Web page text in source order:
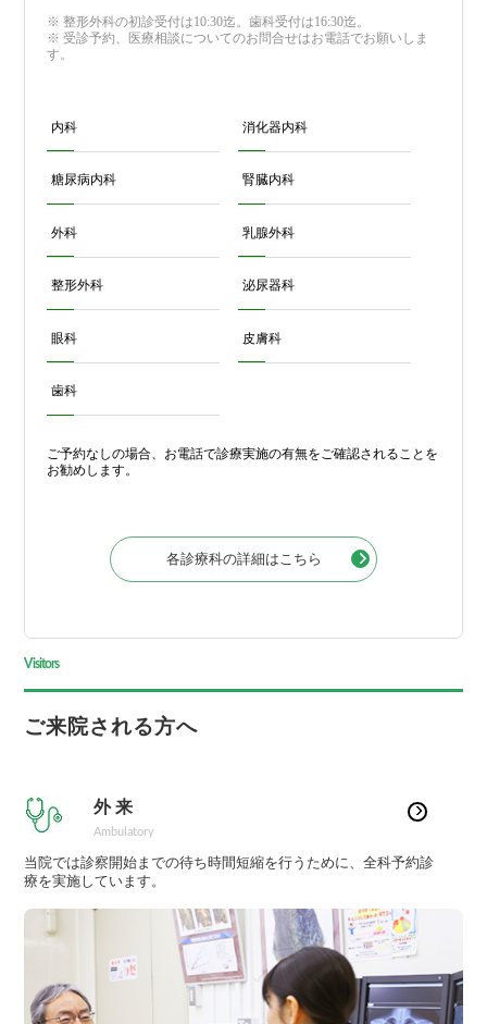
※ 整形外科の初診受付は10:30迄。歯科受付は16:30迄。
※ 受診予約、医療相談についてのお問合せはお電話でお願いしま
す。
内科 消化器内科
糖尿病内科 腎臓内科
外科 乳腺外科
整形外科 泌尿器科
眼科 皮膚科
歯科
ご予約なしの場合、お電話で診療実施の有無をご確認されることを
お勧めします。
各診療科の詳細はこちら
Visitors
ご来院される方へ
外 来
Ambulatory
当院では診察開始までの待ち時間短縮を行うために、全科予約診
療を実施しています。